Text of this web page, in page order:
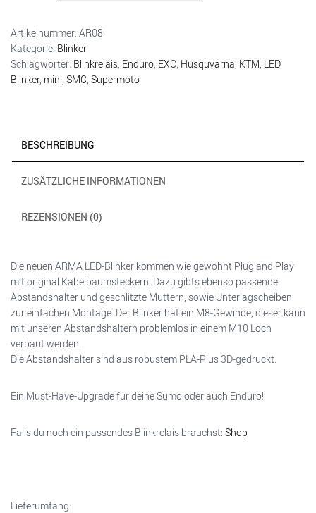
Artikelnummer: AR08
Kategorie: Blinker
Schlagwörter: Blinkrelais Enduro EXC Husquvarna KTM LED
Blinker, mini SMC Supermoto
BESCHREIBUNG
ZUSÄTZLICHE INFORMATIONEN
REZENSIONEN (0)
Die neuen ARMA LED-Blinker kommen wie gewohnt Plug and Play
mit original Kabelbaumsteckern. Dazu gibts ebenso passende
Abstandshalter und geschlitzte Muttern, sowie Unterlagscheiben
zur einfachen Montage. Der Blinker hat ein M8-Gewinde, dieser kann
mit unseren Abstandshaltern problemlos in einem M10 Loch
verbaut werden.
Die Abstandshalter sind aus robustem PLA-Plus 3D-gedruckt.
Ein Must-Have-Upgrade für deine Sumo oder auch Enduro!
Falls du noch ein passendes Blinkrelais brauchst: Shop
Lieferumfang: